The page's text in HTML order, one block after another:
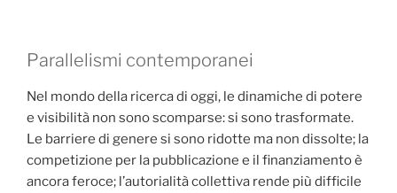
Parallelismi contemporanei
Nel mondo della ricerca di oggi, le dinamiche di potere
e visibilità non sono scomparse: si sono trasformate.
Le barriere di genere si sono ridotte ma non dissolte; la
competizione per la pubblicazione e il finanziamento è
ancora feroce; l’autorialità collettiva rende più difficile